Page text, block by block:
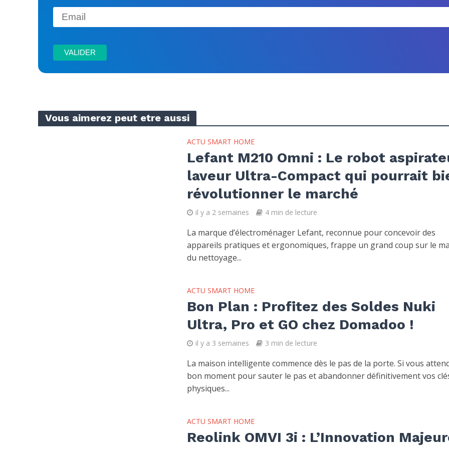
Vous aimerez peut etre aussi
ACTU SMART HOME
Lefant M210 Omni : Le robot
laveur Ultra-Compact qui pourrait
révolutionner le marché
il y a 2 semaines 4 min de lecture
La marque d’électroménager Lefant, reconnue pour concevoir des
appareils pratiques et ergonomiques, frappe un grand coup sur le
du nettoyage...
ACTU SMART HOME
Bon Plan : Profitez des Soldes Nuki
Ultra, Pro et GO chez Domadoo !
il y a 3 semaines 3 min de lecture
La maison intelligente commence dès le pas de la porte. Si vous
bon moment pour sauter le pas et abandonner définitivement vos
physiques...
ACTU SMART HOME
Reolink OMVI 3i : L’Innovation